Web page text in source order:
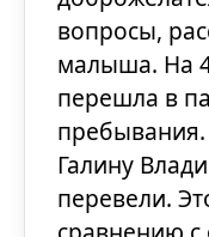
вопросы,
малыша. На
перешла в
Галину
перевели.